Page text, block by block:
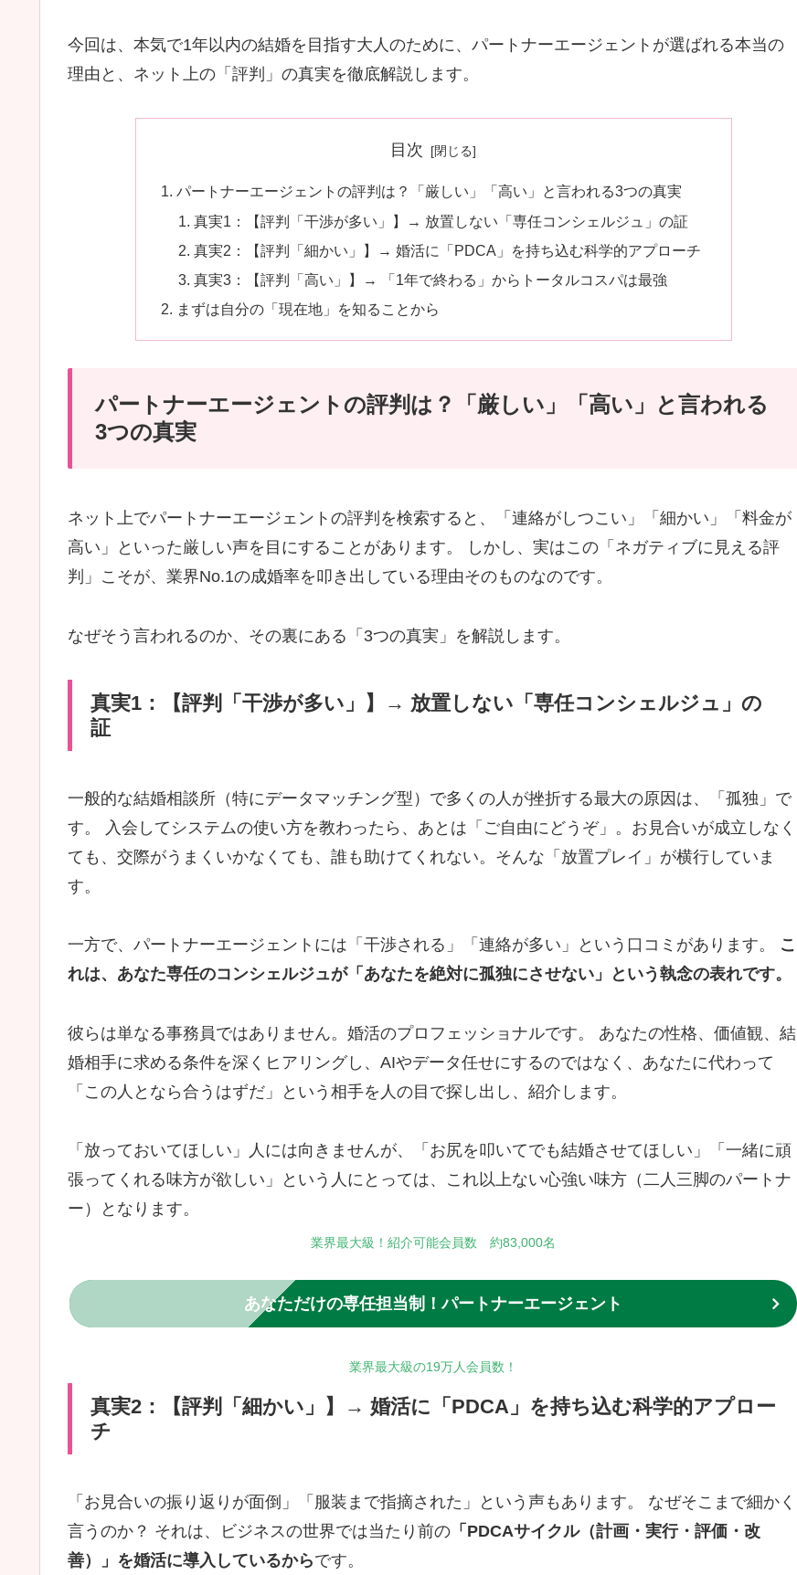
今回は、本気で1年以内の結婚を目指す大人のために、パートナーエージェントが選ばれる本当の
理由と、ネット上の「評判」の真実を徹底解説します。
目次
パートナーエージェントの評判は？「厳しい」「高い」と言われる3つの真実
真実1：【評判「干渉が多い」】→ 放置しない「専任コンシェルジュ」の証
真実2：【評判「細かい」】→ 婚活に「PDCA」を持ち込む科学的アプローチ
真実3：【評判「高い」】→ 「1年で終わる」からトータルコスパは最強
まずは自分の「現在地」を知ることから
パートナーエージェントの評判は？「厳しい」「高い」と言われる
3つの真実
ネット上でパートナーエージェントの評判を検索すると、「連絡がしつこい」「細かい」「料金が
高い」といった厳しい声を目にすることがあります。 しかし、実はこの「ネガティブに見える評
判」こそが、業界No.1の成婚率を叩き出している理由そのものなのです。
なぜそう言われるのか、その裏にある「3つの真実」を解説します。
真実1：【評判「干渉が多い」】→ 放置しない「専任コンシェルジュ」の
証
一般的な結婚相談所（特にデータマッチング型）で多くの人が挫折する最大の原因は、「孤独」で
す。 入会してシステムの使い方を教わったら、あとは「ご自由にどうぞ」。お見合いが成立しなく
ても、交際がうまくいかなくても、誰も助けてくれない。そんな「放置プレイ」が横行していま
す。
一方で、パートナーエージェントには「干渉される」「連絡が多い」という口コミがあります。 こ
れは、あなた専任のコンシェルジュが「あなたを絶対に孤独にさせない」という執念の表れです。
彼らは単なる事務員ではありません。婚活のプロフェッショナルです。 あなたの性格、価値観、結
婚相手に求める条件を深くヒアリングし、AIやデータ任せにするのではなく、あなたに代わって
「この人となら合うはずだ」という相手を人の目で探し出し、紹介します。
「放っておいてほしい」人には向きませんが、「お尻を叩いてでも結婚させてほしい」「一緒に頑
張ってくれる味方が欲しい」という人にとっては、これ以上ない心強い味方（二人三脚のパートナ
ー）となります。
業界最大級！紹介可能会員数 約83,000名
あなただけの専任担当制！パートナーエージェント
業界最大級の19万人会員数！
真実2：【評判「細かい」】→ 婚活に「PDCA」を持ち込む科学的アプロー
チ
「お見合いの振り返りが面倒」「服装まで指摘された」という声もあります。 なぜそこまで細かく
言うのか？ それは、ビジネスの世界では当たり前の 「PDCAサイクル（計画・実行・評価・改
善）」を婚活に導入しているからです。